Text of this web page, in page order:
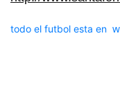
todo el futbol esta en